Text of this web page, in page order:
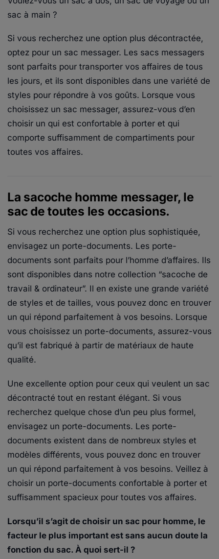
sac à main ?
Si vous recherchez une option plus décontractée,
optez pour un sac messager. Les sacs messagers
sont parfaits pour transporter vos affaires de tous
les jours, et ils sont disponibles dans une variété de
styles pour répondre à vos goûts. Lorsque vous
choisissez un sac messager, assurez-vous d’en
choisir un qui est confortable à porter et qui
comporte suffisamment de compartiments pour
toutes vos affaires.
La sacoche homme messager, le
sac de toutes les occasions.
Si vous recherchez une option plus sophistiquée,
envisagez un porte-documents. Les porte-
documents sont parfaits pour l’homme d’affaires. Ils
sont disponibles dans notre collection “sacoche de
travail & ordinateur”. Il en existe une grande variété
de styles et de tailles, vous pouvez donc en trouver
un qui répond parfaitement à vos besoins. Lorsque
vous choisissez un porte-documents, assurez-vous
qu’il est fabriqué à partir de matériaux de haute
qualité.
Une excellente option pour ceux qui veulent un sac
décontracté tout en restant élégant. Si vous
recherchez quelque chose d’un peu plus formel,
envisagez un porte-documents. Les porte-
documents existent dans de nombreux styles et
modèles différents, vous pouvez donc en trouver
un qui répond parfaitement à vos besoins. Veillez à
choisir un porte-documents confortable à porter et
suffisamment spacieux pour toutes vos affaires.
Lorsqu’il s’agit de choisir un sac pour homme, le
facteur le plus important est sans aucun doute la
fonction du sac. À quoi sert-il ?